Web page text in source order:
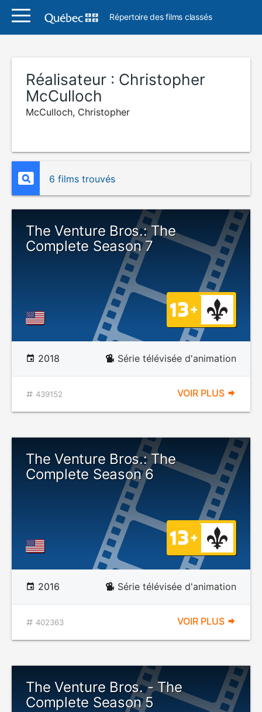
Répertoire des films classés
Réalisateur : Christopher
McCulloch
McCulloch, Christopher
6 films trouvés
The Venture Bros.: The
Complete Season 7
2018 Série télévisée d'animation
439152 VOIR PLUS
The Venture Bros.: The
Complete Season 6
2016 Série télévisée d'animation
402363 VOIR PLUS
The Venture Bros. - The
Complete Season 5